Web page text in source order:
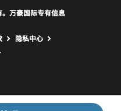
万豪国际专有信息
隐私中心
口